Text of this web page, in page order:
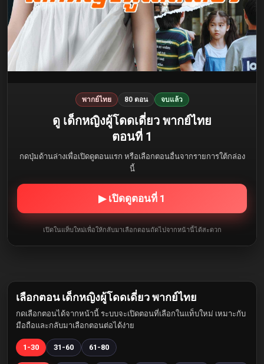
พากย์ไทย 80 ตอน จบแล้ว
ดู เด็กหญิงผู้โดดเดี่ยว พากย์ไทย
ตอนที่ 1
กดปุ่มด้านล่างเพื่อเปิดดูตอนแรก หรือเลือกตอนอื่นจากรายการใต้กล่อง
นี้
▶ เปิดดูตอนที่ 1
เปิดในแท็บใหม่เพื่อให้กลับมาเลือกตอนถัดไปจากหน้านี้ได้สะดวก
เลือกตอน เด็กหญิงผู้โดดเดี่ยว พากย์ไทย
กดเลือกตอนได้จากหน้านี้ ระบบจะเปิดตอนที่เลือกในแท็บใหม่ เหมาะกับ
มือถือและกลับมาเลือกตอนต่อได้ง่าย
1-30 31-60 61-80